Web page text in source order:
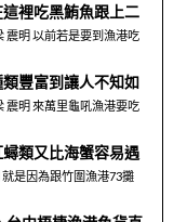
裡吃黑鮪魚跟上二
震明 以前若是要到漁港吃
豐富到讓人不知如
震明 來萬里龜吼漁港要吃
類又比海蟹容易遇
是因為跟竹圍漁港73攤